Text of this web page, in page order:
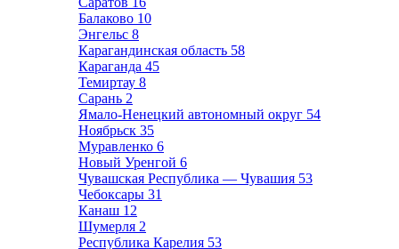
Балаково 10
Энгельс 8
Карагандинская область 58
Караганда 45
Темиртау 8
Сарань 2
Ямало-Ненецкий автономный округ 54
Ноябрьск 35
Муравленко 6
Новый Уренгой 6
Чувашская Республика — Чувашия 53
Чебоксары 31
Канаш 12
Шумерля 2
Республика Карелия 53